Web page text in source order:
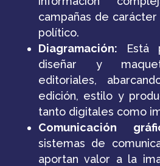
campañas de
político.
Diagramación: Está
diseñar y
editoriales,
edición, estilo y
tanto digitales como
Comunicación
sistemas de
aportan valor a la